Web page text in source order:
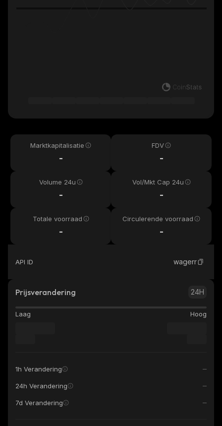
Marktkapitalisatie
-
FDV
-
Volume 24u
-
Vol/Mkt Cap 24u
-
Totale voorraad
-
Circulerende voorraad
-
API ID wagerr
Prijsverandering 24H
Laag Hoog
1h Verandering
24h Verandering
7d Verandering